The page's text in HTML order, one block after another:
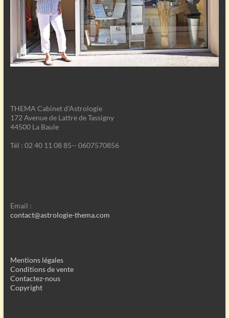
THEMA Cabinet d'Astrologie
172 Avenue de Lattre de Tassigny
44500 La Baule
Tél : 02 40 11 08 85-- 0607570856
Email :
contact@astrologie-thema.com
Mentions légales
Conditions de vente
Contactez-nous
Copyright